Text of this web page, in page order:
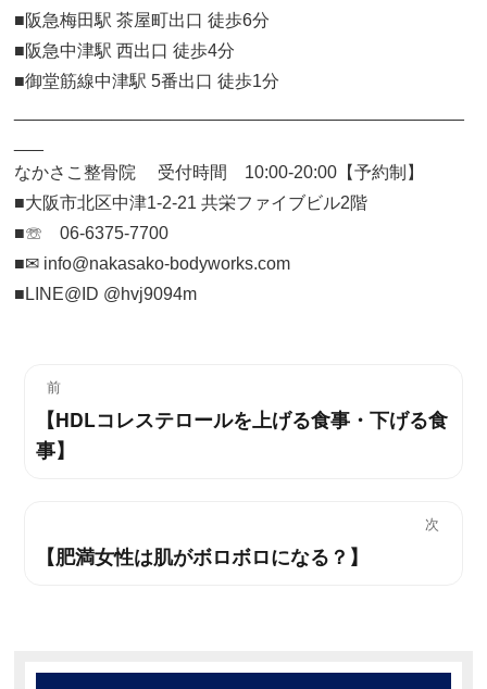
■阪急梅田駅 茶屋町出口 徒歩6分
■阪急中津駅 西出口 徒歩4分
■御堂筋線中津駅 5番出口 徒歩1分
なかさこ整骨院 受付時間 10:00-20:00【予約制】
■大阪市北区中津1-2-21 共栄ファイブビル2階
■☏ 06-6375-7700
■✉︎ info@nakasako-bodyworks.com
■LINE@ID @hvj9094m
前
過
去
稿:
【HDLコレステロールを上げる食事・下げる食
事】
次
次【肥満女性は肌がボロボロになる？】